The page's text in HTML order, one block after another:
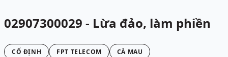
02907300029 - Lừa đảo, làm phiền
CỐ ĐỊNH FPT TELECOM CÀ MAU